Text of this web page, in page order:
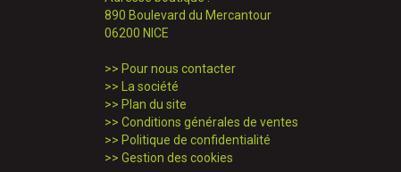
890 Boulevard du Mercantour
06200 NICE
>> Pour nous contacter
>> La société
>> Plan du site
>> Conditions générales de ventes
>> Politique de confidentialité
>> Gestion des cookies